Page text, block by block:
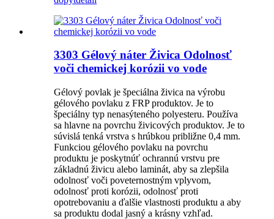
3303 Gélový náter Živica Odolnosť
voči chemickej korózii vo vode
Gélový povlak je špeciálna živica na výrobu
gélového povlaku z FRP produktov. Je to
špeciálny typ nenasýteného polyesteru. Používa
sa hlavne na povrchu živicových produktov. Je to
súvislá tenká vrstva s hrúbkou približne 0,4 mm.
Funkciou gélového povlaku na povrchu
produktu je poskytnúť ochrannú vrstvu pre
základnú živicu alebo laminát, aby sa zlepšila
odolnosť voči poveternostným vplyvom,
odolnosť proti korózii, odolnosť proti
opotrebovaniu a ďalšie vlastnosti produktu a aby
sa produktu dodal jasný a krásny vzhľad.